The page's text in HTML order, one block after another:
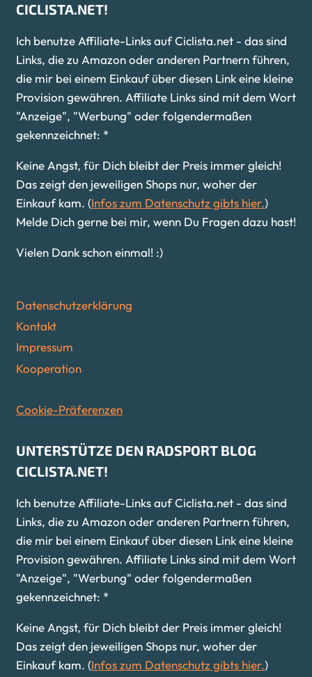
CICLISTA.NET!
Ich benutze Affiliate-Links auf Ciclista.net - das sind
Links, die zu Amazon oder anderen Partnern führen,
die mir bei einem Einkauf über diesen Link eine kleine
Provision gewähren. Affiliate Links sind mit dem Wort
"Anzeige", "Werbung" oder folgendermaßen
gekennzeichnet: *
Keine Angst, für Dich bleibt der Preis immer gleich!
Das zeigt den jeweiligen Shops nur, woher der
Einkauf kam. (Infos zum Datenschutz gibts hier.)
Melde Dich gerne bei mir, wenn Du Fragen dazu hast!
Vielen Dank schon einmal! :)
Datenschutzerklärung
Kontakt
Impressum
Kooperation
Cookie-Präferenzen
UNTERSTÜTZE DEN RADSPORT BLOG
CICLISTA.NET!
Ich benutze Affiliate-Links auf Ciclista.net - das sind
Links, die zu Amazon oder anderen Partnern führen,
die mir bei einem Einkauf über diesen Link eine kleine
Provision gewähren. Affiliate Links sind mit dem Wort
"Anzeige", "Werbung" oder folgendermaßen
gekennzeichnet: *
Keine Angst, für Dich bleibt der Preis immer gleich!
Das zeigt den jeweiligen Shops nur, woher der
Einkauf kam. (Infos zum Datenschutz gibts hier.)